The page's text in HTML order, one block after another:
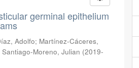
germinal epithelium
Adolfo; Martínez-Cáceres,
Santiago-Moreno, Julian (2019-